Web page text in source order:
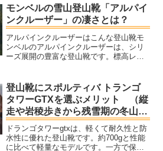
ャブルムは、高機能ながら初めての雪山
登山靴に選ぶ人も多いので...
モンベルの雪山登山靴「アルパイ
ンクルーザー」の凄さとは？
アルパインクルーザーはこんな登山靴モ
ンベルのアルパインクルーザーは、シリ
ーズ展開の豊富な登山靴です。標高レベ
富なため、ご自身に最適な一足を見つけ
るこ...
登山靴にスポルティバ トランゴ
タワーGTXを選ぶメリット （縦
走や岩稜歩きから残雪期の冬山ま
で）
ドランゴタワーgtxは、軽くて耐久性と防
水性に優れた登山靴です。約700gと性能
に比べて軽量なモデルです。一方で保温